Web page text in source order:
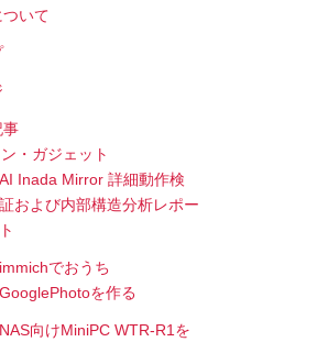
いて
事
・ガジェット
AI Inada Mirror 詳細動作検
証および内部構造分析レポー
ト
immichでおうち
GooglePhotoを作る
NAS向けMiniPC WTR-R1を